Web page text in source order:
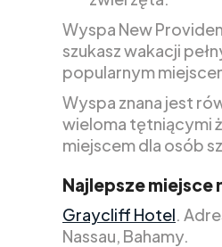
Wyspa New
szukasz wakacji
popularnym
Wyspa znana jest
wieloma tętniącymi
miejscem dla osób
Najlepsze miejsce
Graycliff Hotel.
Nassau, Bahamy.